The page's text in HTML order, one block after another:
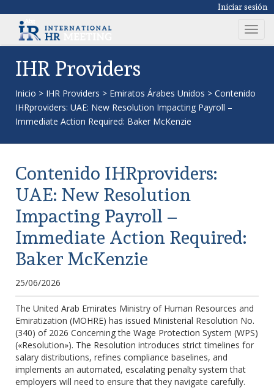
Iniciar sesión
T
o
v
IHR Providers
Inicio > IHR Providers > Emiratos Árabes Unidos > Contenido
IHRproviders: UAE: New Resolution Impacting Payroll –
Immediate Action Required: Baker McKenzie
Contenido IHRproviders:
UAE: New Resolution
Impacting Payroll –
Immediate Action Required:
Baker McKenzie
25/06/2026
The United Arab Emirates Ministry of Human Resources and
Emiratization (MOHRE) has issued Ministerial Resolution No.
(340) of 2026 Concerning the Wage Protection System (WPS)
(«Resolution»). The Resolution introduces strict timelines for
salary distributions, refines compliance baselines, and
implements an automated, escalating penalty system that
employers will need to ensure that they navigate carefully.